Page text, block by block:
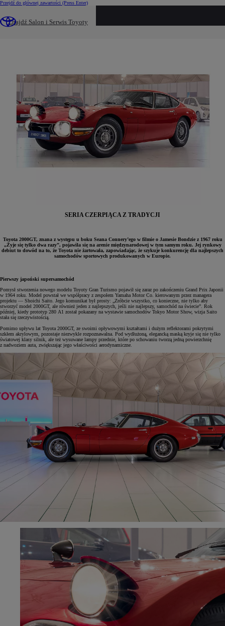
Przejdź do głównej zawartości (Press Enter)
Znajdź Salon i Serwis Toyoty
2000GT
SERIA CZERPIĄCA Z TRADYCJI
Toyota 2000GT, znana z występu u boku Seana Connery’ego w filmie o Jamesie Bondzie z 1967 roku
„Żyje się tylko dwa razy”, pojawiła się na arenie międzynarodowej w tym samym roku. Jej rynkowy
debiut to dowód na to, że Toyota nie żartowała, zapowiadając, że szykuje konkurencję dla najlepszych
samochodów sportowych produkowanych w Europie.
Pierwszy japoński supersamochód
Pomysł stworzenia nowego modelu Toyoty Gran Turismo pojawił się zaraz po zakończeniu Grand Prix Japonii
w 1964 roku. Model powstał we współpracy z zespołem Yamaha Motor Co. kierowanym przez managera
projektu — Shoichi Saito. Jego komunikat był prosty: „Zróbcie wszystko, co konieczne, nie tylko aby
stworzyć model 2000GT, ale również jeden z najlepszych, jeśli nie najlepszy, samochód na świecie”. Rok
później, kiedy prototyp 280 A1 został pokazany na wystawie samochodów Tokyo Motor Show, wizja Saito
stała się rzeczywistością.
Pomimo upływu lat Toyota 2000GT, ze swoimi opływowymi kształtami i dużym reflektorami pokrytymi
szkłem akrylowym, pozostaje niezwykle rozpoznawalna. Pod wydłużoną, elegancką maską kryje się nie tylko
światowej klasy silnik, ale też wysuwane lampy przednie, które po schowaniu tworzą jedną powierzchnię
z nadwoziem auta, zwiększając jego właściwości aerodynamiczne.